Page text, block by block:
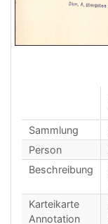
Sammlung
Person
Beschreibung
Karteikarte
Annotation